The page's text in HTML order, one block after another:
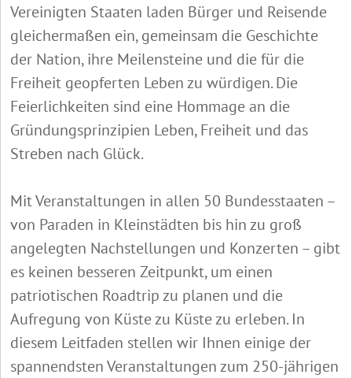
Vereinigten Staaten laden Bürger und Reisende
gleichermaßen ein, gemeinsam die Geschichte
der Nation, ihre Meilensteine und die für die
Freiheit geopferten Leben zu würdigen. Die
Feierlichkeiten sind eine Hommage an die
Gründungsprinzipien Leben, Freiheit und das
Streben nach Glück.
Mit Veranstaltungen in allen 50 Bundesstaaten –
von Paraden in Kleinstädten bis hin zu groß
angelegten Nachstellungen und Konzerten – gibt
es keinen besseren Zeitpunkt, um einen
patriotischen Roadtrip zu planen und die
Aufregung von Küste zu Küste zu erleben. In
diesem Leitfaden stellen wir Ihnen einige der
spannendsten Veranstaltungen zum 250-jährigen